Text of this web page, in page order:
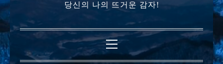
가
기
당신의 나의 뜨거운 감자!
기
본
메